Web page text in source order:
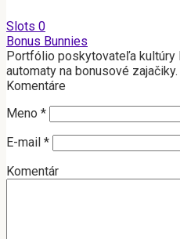
Slots 0
Bonus Bunnies
Portfólio poskytovateľa kultúry
automaty na bonusové
Komentáre
Meno *
E-mail *
Komentár